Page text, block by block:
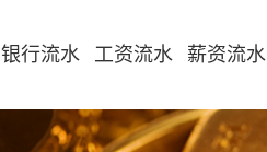
银行流水 工资流水 薪资流水